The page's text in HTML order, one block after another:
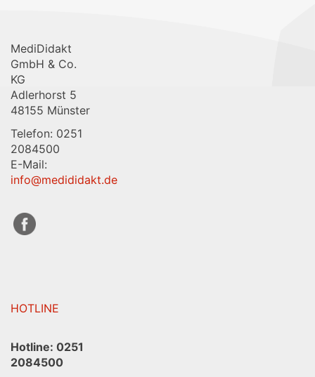
MediDidakt
GmbH & Co.
KG
Adlerhorst 5
48155 Münster
Telefon: 0251
2084500
E-Mail:
info@medididakt.de
HOTLINE
Hotline: 0251
2084500